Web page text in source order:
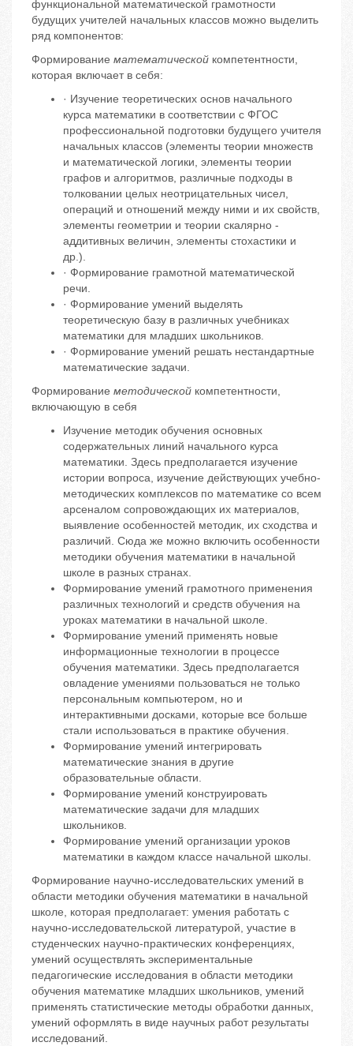
функциональной математической грамотности
будущих учителей начальных классов можно выделить
ряд компонентов:
Формирование математической компетентности,
которая включает в себя:
· Изучение теоретических основ начального
курса математики в соответствии с ФГОС
профессиональной подготовки будущего учителя
начальных классов (элементы теории множеств
и математической логики, элементы теории
графов и алгоритмов, различные подходы в
толковании целых неотрицательных чисел,
операций и отношений между ними и их свойств,
элементы геометрии и теории скалярно -
аддитивных величин, элементы стохастики и
др.).
· Формирование грамотной математической
речи.
· Формирование умений выделять
теоретическую базу в различных учебниках
математики для младших школьников.
· Формирование умений решать нестандартные
математические задачи.
Формирование методической компетентности,
включающую в себя
Изучение методик обучения основных
содержательных линий начального курса
математики. Здесь предполагается изучение
истории вопроса, изучение действующих учебно-
методических комплексов по математике со всем
арсеналом сопровождающих их материалов,
выявление особенностей методик, их сходства и
различий. Сюда же можно включить особенности
методики обучения математики в начальной
школе в разных странах.
Формирование умений грамотного применения
различных технологий и средств обучения на
уроках математики в начальной школе.
Формирование умений применять новые
информационные технологии в процессе
обучения математики. Здесь предполагается
овладение умениями пользоваться не только
персональным компьютером, но и
интерактивными досками, которые все больше
стали использоваться в практике обучения.
Формирование умений интегрировать
математические знания в другие
образовательные области.
Формирование умений конструировать
математические задачи для младших
школьников.
Формирование умений организации уроков
математики в каждом классе начальной школы.
Формирование научно-исследовательских умений в
области методики обучения математики в начальной
школе, которая предполагает: умения работать с
научно-исследовательской литературой, участие в
студенческих научно-практических конференциях,
умений осуществлять экспериментальные
педагогические исследования в области методики
обучения математике младших школьников, умений
применять статистические методы обработки данных,
умений оформлять в виде научных работ результаты
исследований.